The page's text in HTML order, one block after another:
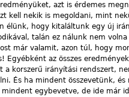
azt is érdemes
kell nekik is megoldani, mint
élünk, hogy kitaláltunk egy új
talán ez nálunk nem
már valamit, azon túl, hogy
Egyébként az összes
a korszerű irányítási rendszert,
És ha mindent összevetünk,
egybevetve, de ide már